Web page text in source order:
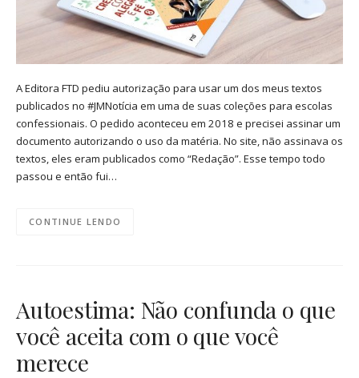
A Editora FTD pediu autorização para usar um dos meus textos
publicados no #JMNotícia em uma de suas coleções para escolas
confessionais. O pedido aconteceu em 2018 e precisei assinar um
documento autorizando o uso da matéria. No site, não assinava os
textos, eles eram publicados como “Redação”. Esse tempo todo
passou e então fui…
CONTINUE LENDO
Autoestima: Não confunda o que
você aceita com o que você
merece